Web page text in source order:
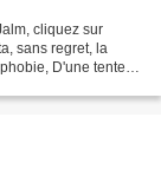
cliquez sur
sans regret, la
D'une tente la